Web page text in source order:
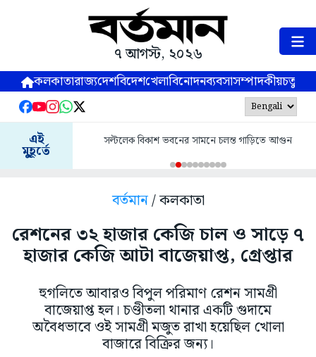
৭ আগস্ট, ২০২৬
কলকাতারাজ্যদেশবিদেশখেলাবিনোদনব্যবসাসম্পাদকীয়
এই
মুহূর্তে
সল্টলেক বিকাশ ভবনের সামনে চলন্ত গাড়িতে আগুন
বর্তমান/ কলকাতা
রেশনের ৩২ হাজার কেজি চাল ও সাড়ে ৭
হাজার কেজি আটা বাজেয়াপ্ত, গ্রেপ্তার
হুগলিতে আবারও বিপুল পরিমাণ রেশন সামগ্রী
বাজেয়াপ্ত হল। চণ্ডীতলা থানার একটি গুদামে
অবৈধভাবে ওই সামগ্রী মজুত রাখা হয়েছিল খোলা
বাজারে বিক্রির জন্য।